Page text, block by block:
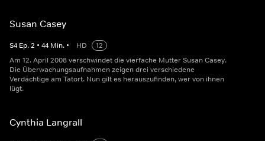
Susan Casey
S4 Ep.2 • 44 Min. • HD
12
Am 12. April 2008 verschwindet die vierfache Mutter Susan Casey.
Die Überwachungsaufnahmen zeigen drei verschiedene
Verdächtige am Tatort. Nun gilt es herauszufinden, wer von ihnen
lügt.
Cynthia Langrall